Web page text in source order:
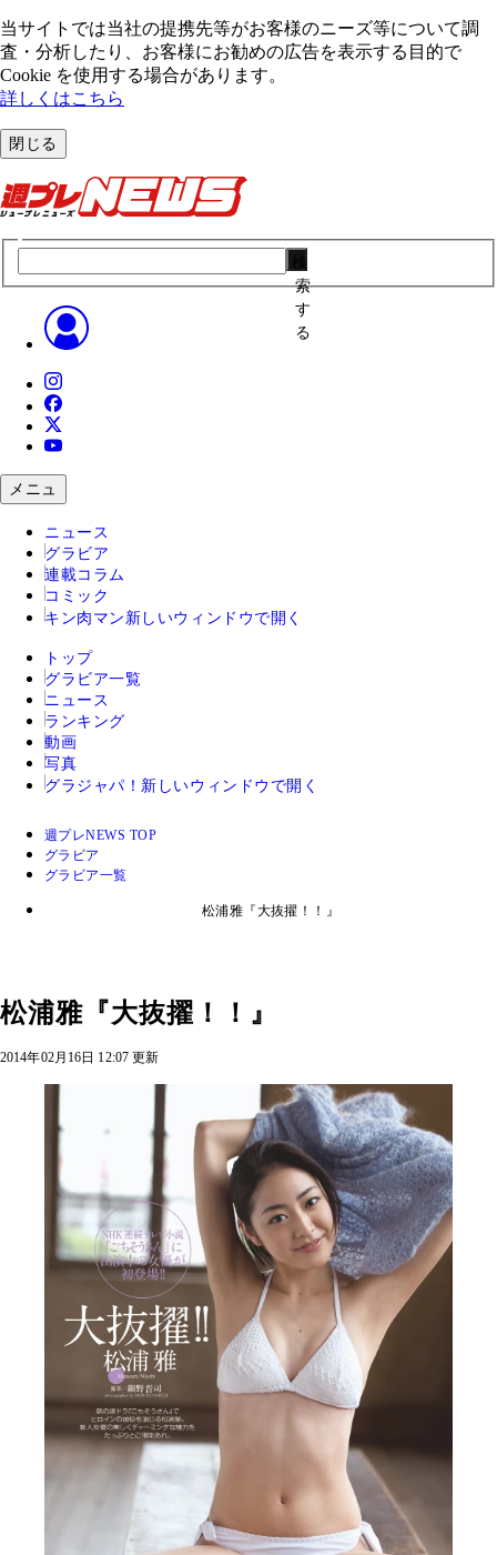
当サイトでは当社の提携先等がお客様のニーズ等について調
査・分析したり、お客様にお勧めの広告を表⽰する⽬的で
Cookie を使⽤する場合があります。
詳しくはこちら
閉じる
索
す
る
メニュ
ニュース
グラビア
連載コラム
コミック
キン肉マン 新しいウィンドウで開く
トップ
グラビア一覧
ニュース
ランキング
動画
写真
グラジャパ！ 新しいウィンドウで開く
週プレNEWS TOP
グラビア
グラビア一覧
松浦雅『大抜擢！！』
松浦雅『大抜擢！！』
2014年02月16日 12:07 更新